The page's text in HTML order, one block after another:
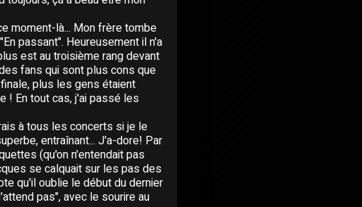
moment-là... Mon frère tombe
passant". Heureusement il n'a
est au troisième rang devant
fans qui sont plus cons que
plus les gens étaient
! En tout cas, j'ai passé les
à tous les concerts si je le
entraînant... J'a-dore! Par
(qu'on n'entendait pas
se calquait sur les pas des
qu'il oublie le début du dernier
pas", avec le sourire au